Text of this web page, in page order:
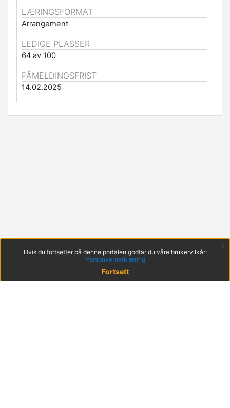
LÆRINGSFORMAT
Arrangement
LEDIGE PLASSER
64 av 100
PÅMELDINGSFRIST
14.02.2025
Hvis du fortsetter på denne portalen godtar du våre brukervilkår:
Personvernerklæring
Fortsett
x